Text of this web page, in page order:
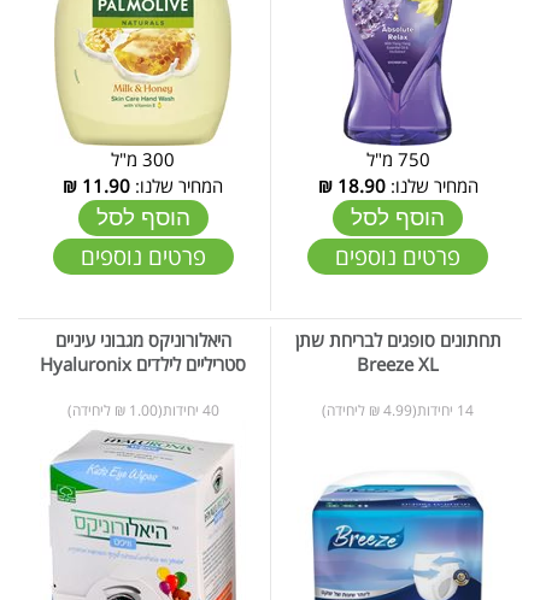
750 מ"ל
המחיר שלנו:18.90
₪
הוסף לסל
פרטים נוספים
300 מ"ל
המחיר שלנו: 11.90
₪
הוסף לסל
פרטים נוספים
תחתונים סופגים לבריחת שתן
Breeze XL
14 יחידות(4.99 ₪ ליחידה)
היאלורוניקס מגבוני עיניים
סטריליים לילדים Hyaluronix
40 יחידות(1.00 ₪ ליחידה)